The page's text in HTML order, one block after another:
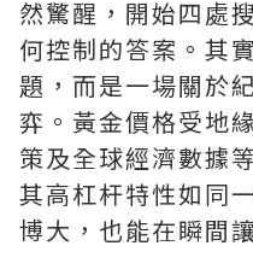
然驚醒，開始四處
何控制的答案。其
題，而是一場關於
弈。黃金價格受地
策及全球經濟數據
其高杠杆特性如同
博大，也能在瞬間